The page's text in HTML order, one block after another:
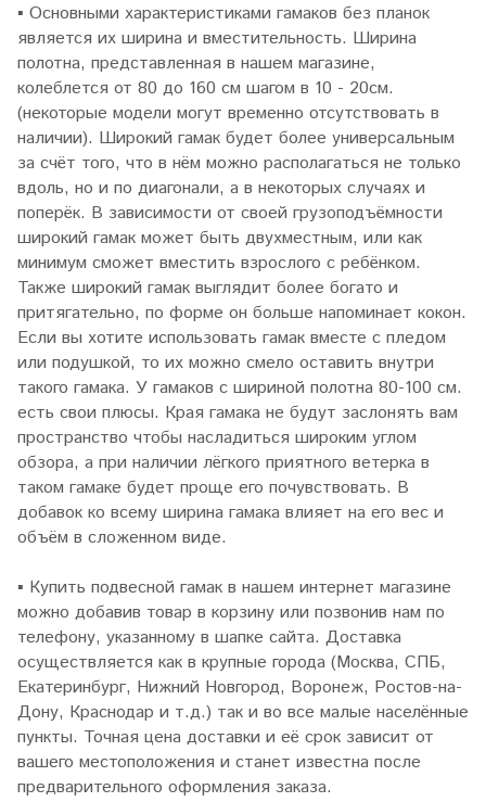
▪ Основными характеристиками гамаков без планок
является их ширина и вместительность. Ширина
полотна, представленная в нашем магазине,
колеблется от 80 до 160 см шагом в 10 - 20см.
(некоторые модели могут временно отсутствовать в
наличии). Широкий гамак будет более универсальным
за счёт того, что в нём можно располагаться не только
вдоль, но и по диагонали, а в некоторых случаях и
поперёк. В зависимости от своей грузоподъёмности
широкий гамак может быть двухместным, или как
минимум сможет вместить взрослого с ребёнком.
Также широкий гамак выглядит более богато и
притягательно, по форме он больше напоминает кокон.
Если вы хотите использовать гамак вместе с пледом
или подушкой, то их можно смело оставить внутри
такого гамака. У гамаков с шириной полотна 80-100 см.
есть свои плюсы. Края гамака не будут заслонять вам
пространство чтобы насладиться широким углом
обзора, а при наличии лёгкого приятного ветерка в
таком гамаке будет проще его почувствовать. В
добавок ко всему ширина гамака влияет на его вес и
объём в сложенном виде.
▪ Купить подвесной гамак в нашем интернет магазине
можно добавив товар в корзину или позвонив нам по
телефону, указанному в шапке сайта. Доставка
осуществляется как в крупные города (Москва, СПБ,
Екатеринбург, Нижний Новгород, Воронеж, Ростов-на-
Дону, Краснодар и т.д.) так и во все малые населённые
пункты. Точная цена доставки и её срок зависит от
вашего местоположения и станет известна после
предварительного оформления заказа.